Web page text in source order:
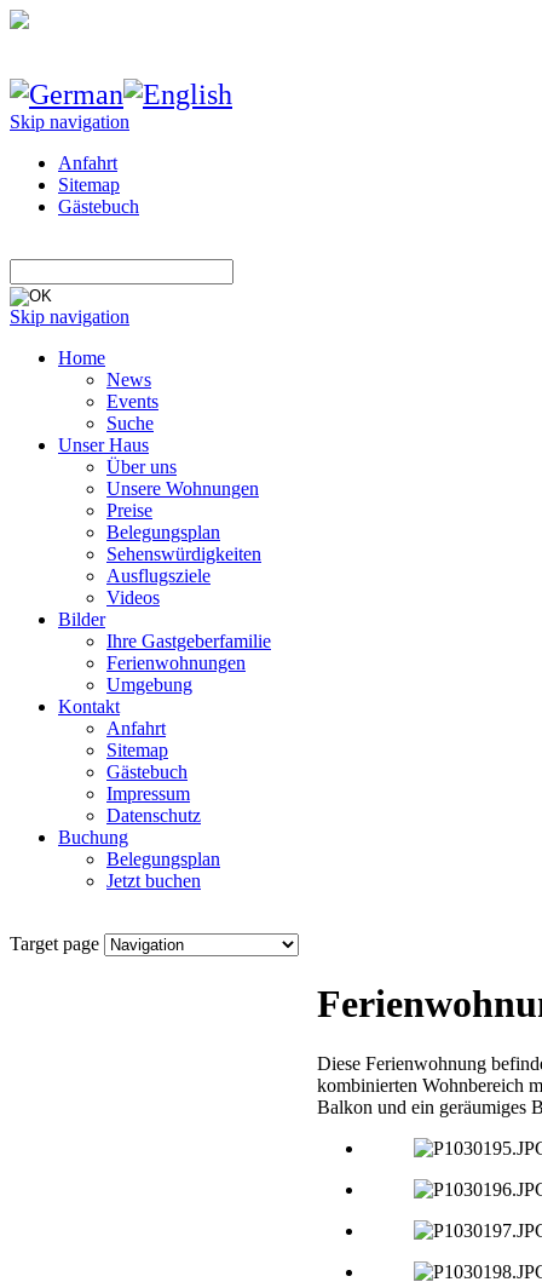
Skip navigation
Anfahrt
Sitemap
Gästebuch
Skip navigation
Home
News
Events
Suche
Unser Haus
Über uns
Unsere Wohnungen
Preise
Belegungsplan
Sehenswürdigkeiten
Ausflugsziele
Videos
Bilder
Ihre Gastgeberfamilie
Ferienwohnungen
Umgebung
Kontakt
Anfahrt
Sitemap
Gästebuch
Impressum
Datenschutz
Buchung
Belegungsplan
Jetzt buchen
Target page
Diese Ferienwohnung
kombinierten Wohnbereich
Balkon und ein geräumiges